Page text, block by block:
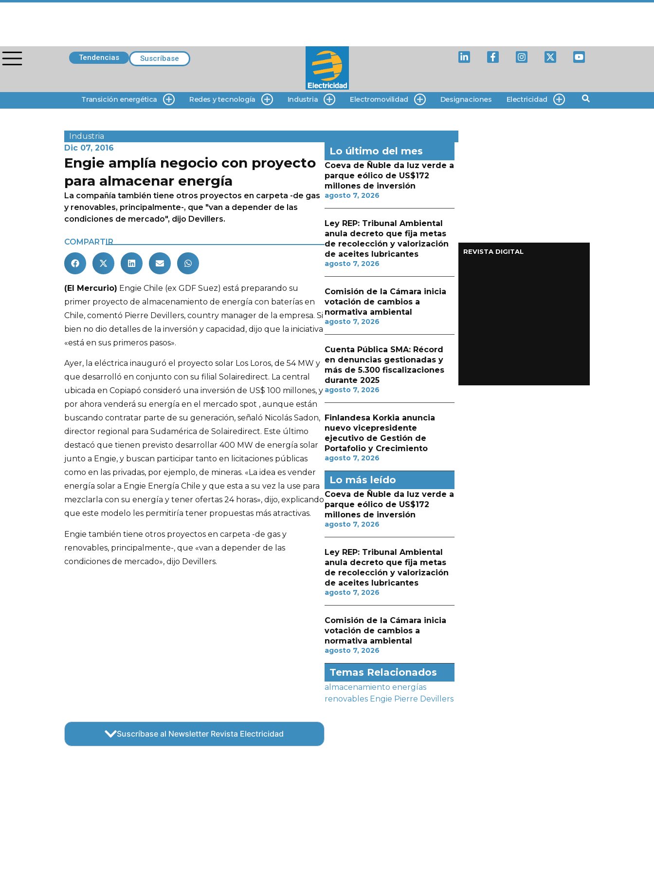
Tendencias Suscríbase
Transición energética Redes y tecnología Industria Electromovilidad Designaciones Electricidad
Industria
Dic 07, 2016
Engie amplía negocio con proyecto
para almacenar energía
La compañía también tiene otros proyectos en carpeta -de gas
y renovables, principalmente-, que "van a depender de las
condiciones de mercado", dijo Devillers.
COMPARTIR
(El Mercurio) Engie Chile (ex GDF Suez) está preparando su
primer proyecto de almacenamiento de energía con baterías en
Chile, comentó Pierre Devillers, country manager de la empresa. Si
bien no dio detalles de la inversión y capacidad, dijo que la iniciativa
«está en sus primeros pasos».
Ayer, la eléctrica inauguró el proyecto solar Los Loros, de 54 MW y
que desarrolló en conjunto con su filial Solairedirect. La central
ubicada en Copiapó consideró una inversión de US$ 100 millones, y
por ahora venderá su energía en el mercado spot , aunque están
buscando contratar parte de su generación, señaló Nicolás Sadon,
director regional para Sudamérica de Solairedirect. Este último
destacó que tienen previsto desarrollar 400 MW de energía solar
junto a Engie, y buscan participar tanto en licitaciones públicas
como en las privadas, por ejemplo, de mineras. «La idea es vender
energía solar a Engie Energía Chile y que esta a su vez la use para
mezclarla con su energía y tener ofertas 24 horas», dijo, explicando
que este modelo les permitiría tener propuestas más atractivas.
Engie también tiene otros proyectos en carpeta -de gas y
renovables, principalmente-, que «van a depender de las
condiciones de mercado», dijo Devillers.
Suscríbase al Newsletter Revista Electricidad
Lo último del mes
Coeva de Ñuble da luz verde a
parque eólico de US$172
millones de inversión
agosto 7, 2026
Ley REP: Tribunal Ambiental
anula decreto que fija metas
de recolección y valorización
de aceites lubricantes
agosto 7, 2026
Comisión de la Cámara inicia
votación de cambios a
normativa ambiental
agosto 7, 2026
Cuenta Pública SMA: Récord
en denuncias gestionadas y
más de 5.300 fiscalizaciones
durante 2025
agosto 7, 2026
Finlandesa Korkia anuncia
nuevo vicepresidente
ejecutivo de Gestión de
Portafolio y Crecimiento
agosto 7, 2026
Lo más leído
Coeva de Ñuble da luz verde a
parque eólico de US$172
millones de inversión
agosto 7, 2026
Ley REP: Tribunal Ambiental
anula decreto que fija metas
de recolección y valorización
de aceites lubricantes
agosto 7, 2026
Comisión de la Cámara inicia
votación de cambios a
normativa ambiental
agosto 7, 2026
Temas Relacionados
almacenamiento energías
renovables Engie Pierre Devillers
REVISTA DIGITAL